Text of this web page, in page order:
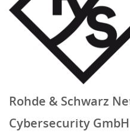
Rohde & Schwarz
Cybersecurity GmbH